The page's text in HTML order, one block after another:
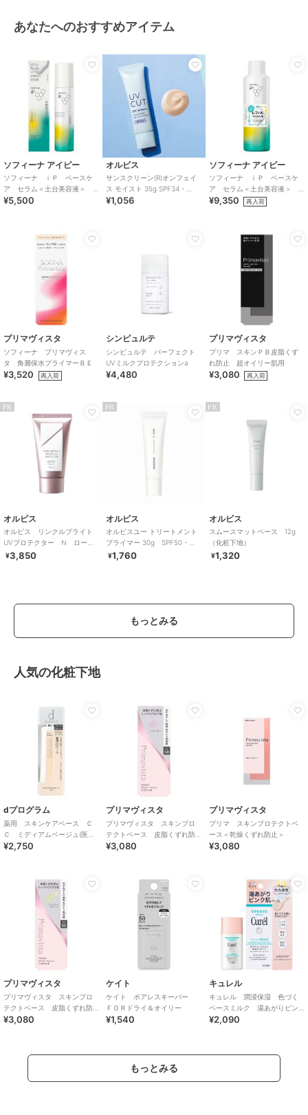
あなたへのおすすめアイテム
ソフィーナ アイピー
ソフィーナ ｉＰ ベースケ
ア セラム＜土台美容液＞
９０Ｇ
¥5,500
オルビス
サンスクリーン(R)オンフェイ
ス モイスト 35g SPF34・
PA+++（顔用日焼け止め）
¥1,056
ソフィーナ アイピー
ソフィーナ ｉＰ ベースケ
ア セラム＜土台美容液＞
レフィル１８０Ｇ
¥9,350 再入荷
プリマヴィスタ
ソフィーナ プリマヴィス
タ 角層保水プライマーＢＥ
¥3,520 再入荷
シンピュルテ
シンピュルテ パーフェクト
UVミルクプロテクションa
¥4,480
プリマヴィスタ
プリマ スキンＰＢ皮脂くず
れ防止 超オイリー肌用
¥3,080 再入荷
PR
オルビス
オルビス リンクルブライト
UVプロテクター N ローズ
50g 医薬部外品（顔用日焼け
¥3,850
PR
オルビス
オルビスユー トリートメント
プライマー 30g SPF50・
PA+++ （化粧下地）
¥1,760
PR
オルビス
スムースマットベース 12g
（化粧下地）
¥1,320
もっとみる
人気の化粧下地
dプログラム
薬用 スキンケアベース Ｃ
Ｃ ミディアムベージュ(医薬
部外品)
¥2,750
プリマヴィスタ
プリマヴィスタ スキンプロ
テクトベース 皮脂くずれ防
止 ＵＶ５０ ＥＸ ラベン
¥3,080
プリマヴィスタ
プリマ スキンプロテクトベ
ース＜乾燥くずれ防止＞
¥3,080
プリマヴィスタ
プリマヴィスタ スキンプロ
テクトベース 皮脂くずれ防
止 ＵＶ５０ ＥＸ フレッ
¥3,080
ケイト
ケイト ポアレスキーパー
ＦＯＲドライ＆オイリー
¥1,540
キュレル
キュレル 潤浸保湿 色づく
ベースミルク 湯あがりピン
ク
¥2,090
もっとみる